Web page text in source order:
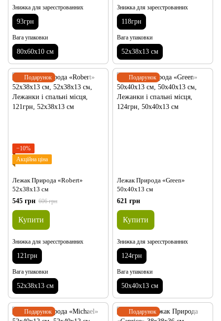
Знижка для зареєстрованних
93грн
Вага упаковки
80х60х10 см
Знижка для зареєстрованних
118грн
Вага упаковки
52х38х13 см
Подарунок
−10%
Акційна ціна
Лежак Природа «Robert»
52х38х13 см
545 грн 606 грн
Купити
Знижка для зареєстрованних
121грн
Вага упаковки
52х38х13 см
Подарунок
Лежак Природа «Green»
50х40х13 см
621 грн
Купити
Знижка для зареєстрованних
124грн
Вага упаковки
50х40х13 см
Подарунок Подарунок